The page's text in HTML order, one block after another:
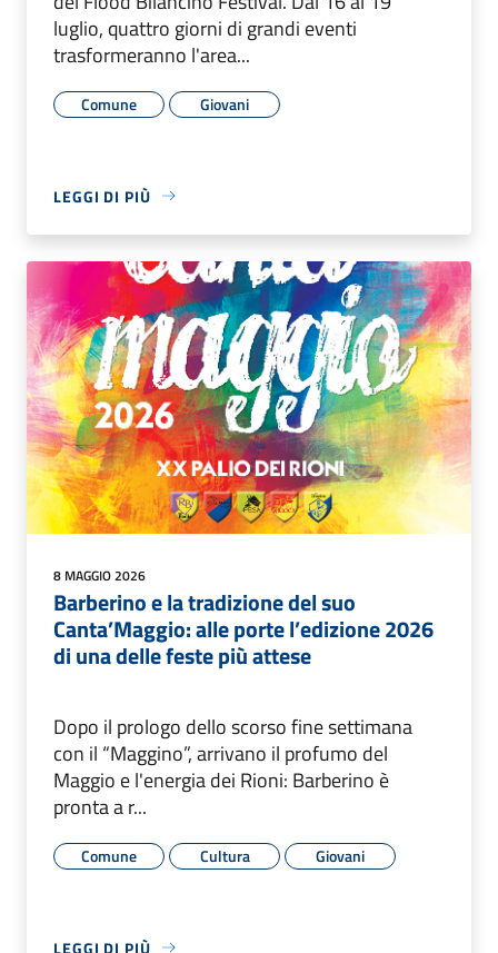
luglio, quattro giorni di grandi eventi
trasformeranno l'area...
Comune Giovani
LEGGI DI PIÙ
8 MAGGIO 2026
Barberino e la tradizione del suo
Canta’Maggio: alle porte l’edizione 2026
di una delle feste più attese
Dopo il prologo dello scorso fine settimana
con il “Maggino”, arrivano il profumo del
Maggio e l'energia dei Rioni: Barberino è
pronta a r...
Comune Cultura Giovani
LEGGI DI PIÙ